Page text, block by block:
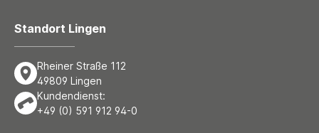
Standort Lingen
Rheiner Straße 112
49809 Lingen
Kundendienst:
+49 (0) 591 912 94-0